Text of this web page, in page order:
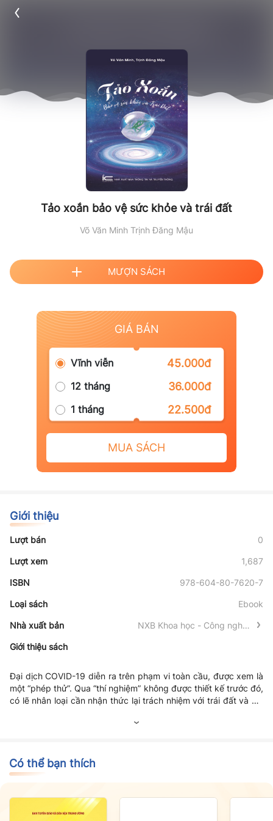
Tảo xoắn bảo vệ sức khỏe và trái đất
Võ Văn Minh Trịnh Đăng Mậu
MƯỢN SÁCH
GIÁ BÁN
Vĩnh viễn 45.000đ
12 tháng 36.000đ
1 tháng 22.500đ
MUA SÁCH
Giới thiệu
Lượt bán 0
Lượt xem 1,687
ISBN 978-604-80-7620-7
Loại sách Ebook
Nhà xuất bản
NXB Khoa học - Công nghệ -
Giới thiệu sách
Đại dịch COVID-19 diễn ra trên phạm vi toàn cầu, được xem là
một “phép thử”. Qua “thí nghiệm” không được thiết kế trước đó,
có lẽ nhân loại cần nhận thức lại trách nhiệm với trái đất và với
mở cánh cửa cho tương lai. Với tôn chỉ hợp tác, sáng tạo,
Nẵng (DN-EBR) đã tổng hợp tư liệu và kinh nghiệm nghiên cứu
để biên soạn cuốn sách này. Với mong muốn giới thiệu cho bạn
đọc hiểu biết rõ hơn về nguồn gốc cũng như những giá trị to
lớn của một loài sinh vật rất nhỏ bé. Nhưng “màu xanh” của
chúng có thể giúp bảo vệ được cả hành tinh cũng như sức
Có thể bạn thích